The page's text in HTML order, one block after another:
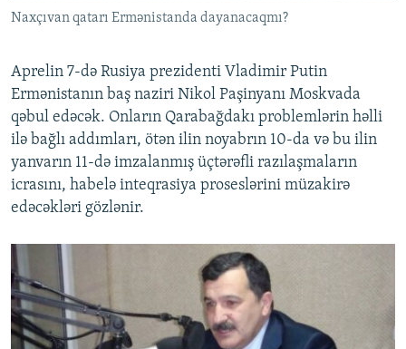
BIZIMLƏ ƏLAQƏ
240p 480p
720p
480p
1080p
Naxçıvan qatarı Ermənistanda dayanacaqmı?
Aprelin 7-də Rusiya prezidenti Vladimir Putin
Ermənistanın baş naziri Nikol Paşinyanı Moskvada
qəbul edəcək. Onların Qarabağdakı problemlərin həlli
ilə bağlı addımları, ötən ilin noyabrın 10-da və bu ilin
yanvarın 11-də imzalanmış üçtərəfli razılaşmaların
icrasını, habelə inteqrasiya proseslərini müzakirə
edəcəkləri gözlənir.